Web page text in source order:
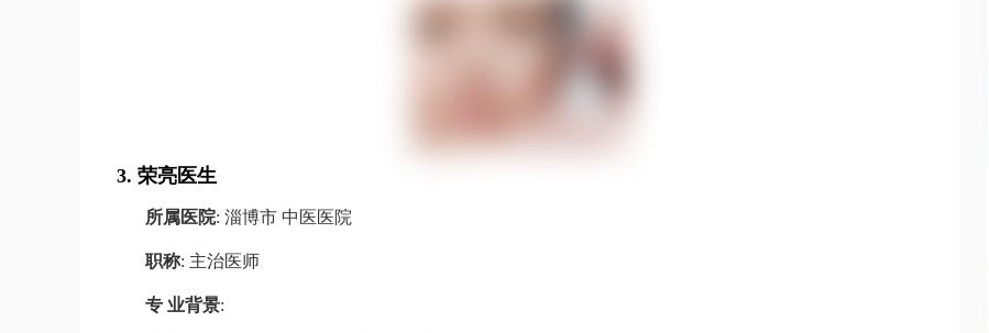
3. 荣亮医生
所属医院: 淄博市 中医医院
职称: 主治医师
专 业背景: